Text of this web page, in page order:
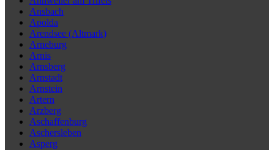
Ansbach
Apolda
Arendsee (Altmark)
Arneburg
Arnis
Arnsberg
Arnstadt
Arnstein
Artern
Arzberg
Aschaffenburg
Aschersleben
Asperg